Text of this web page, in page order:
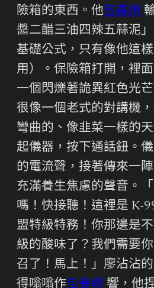
險箱的東西。他包養網
醬二醋三油四辣五蒜泥
基礎公式，只有像他這
用）。保險箱打開，裡
一個閃爍著詭異紅色光
很像一個老式的對講機
彎曲的、像韭菜一樣的
起儀器，按下通話鈕。
的電流聲，接著傳來一
充滿養生焦慮的聲音。
嗎！快接聽！這裡是 K-
盟特級特務！你那邊是
級的酸味了？我們需要
召了！馬上！」廖沾沾
得嗡嗡作包養網 響，他